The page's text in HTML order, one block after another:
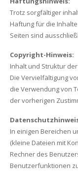
Trotz sorgfältiger
Haftung für die
Seiten sind
Copyright-Hinweis:
Inhalt und Struktur
Die Vervielfältigung
die Verwendung von
der vorherigen
In einigen Bereichen
(kleine Dateien mit
Rechner des
Benutzerfunktionen